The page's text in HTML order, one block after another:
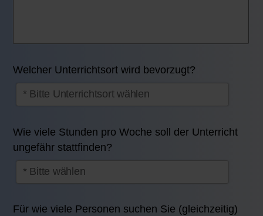
Welcher Unterrichtsort wird bevorzugt?
Wie viele Stunden pro Woche soll der Unterricht
ungefähr stattfinden?
Für wie viele Personen suchen Sie (gleichzeitig)